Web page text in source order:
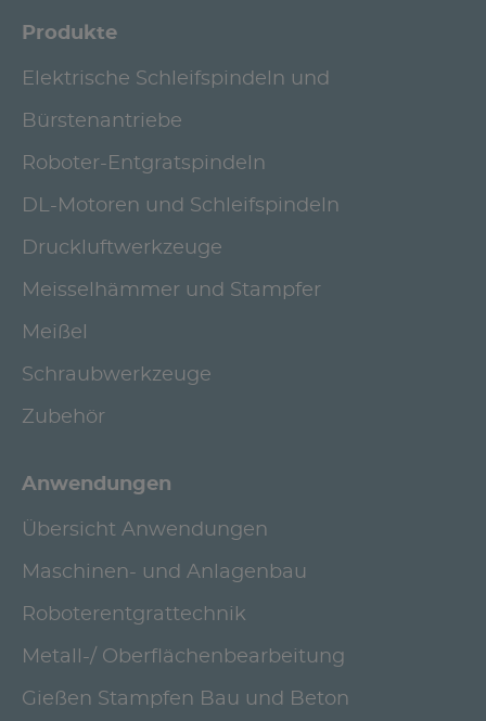
Produkte
Elektrische Schleifspindeln und
Bürstenantriebe
Roboter-Entgratspindeln
DL-Motoren und Schleifspindeln
Druckluftwerkzeuge
Meisselhämmer und Stampfer
Meißel
Schraubwerkzeuge
Zubehör
Anwendungen
Übersicht Anwendungen
Maschinen- und Anlagenbau
Roboterentgrattechnik
Metall-/ Oberflächenbearbeitung
Gießen Stampfen Bau und Beton